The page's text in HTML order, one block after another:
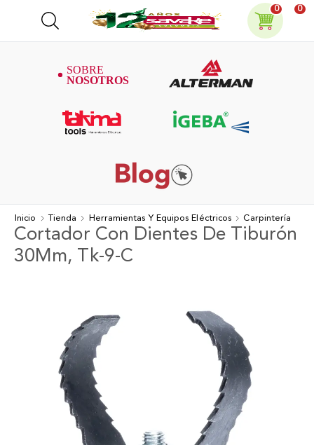
0 0
Inicio Tienda Herramientas Y Equipos Eléctricos Carpintería
Cortador Con Dientes De Tiburón
30Mm, Tk-9-C